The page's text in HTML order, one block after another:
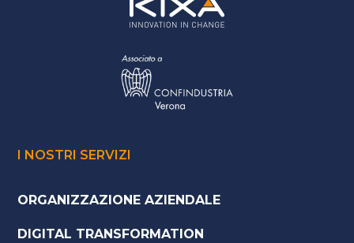
I NOSTRI SERVIZI
ORGANIZZAZIONE AZIENDALE
DIGITAL TRANSFORMATION